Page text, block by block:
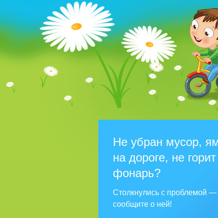
Не убран мусор,
на дороге, не горит
фонарь?
Столкнулись с проблемой —
сообщите о ней!